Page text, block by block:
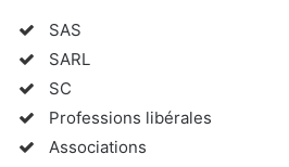
SAS
SARL
SC
Professions libérales
Associations